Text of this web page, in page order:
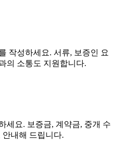
작성하세요. 서류, 보증인 요
의 소통도 지원합니다.
세요. 보증금, 계약금, 중개 수
내해 드립니다.